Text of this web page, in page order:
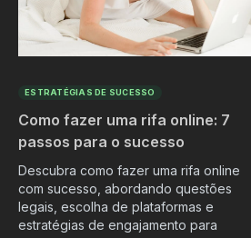
ESTRATÉGIAS DE SUCESSO
Como fazer uma rifa online: 7
passos para o sucesso
Descubra como fazer uma rifa online
com sucesso, abordando questões
legais, escolha de plataformas e
estratégias de engajamento para